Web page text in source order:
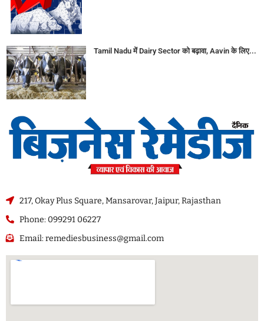
Tamil Nadu में Dairy Sector को बढ़ावा, Aavin के लिए...
217, Okay Plus Square, Mansarovar, Jaipur, Rajasthan
Phone: 099291 06227
Email: remediesbusiness@gmail.com